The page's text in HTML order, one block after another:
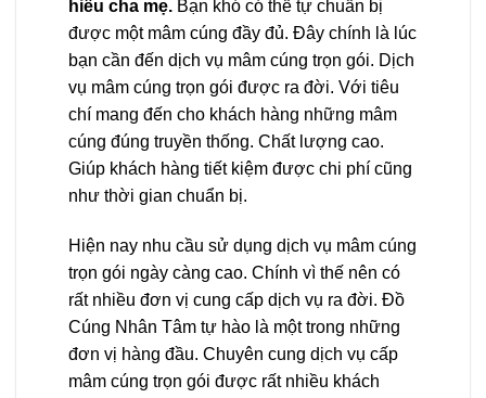
hiếu cha mẹ. Bạn khó có thể tự chuẩn bị
được một mâm cúng đầy đủ. Đây chính là lúc
bạn cần đến dịch vụ mâm cúng trọn gói. Dịch
vụ mâm cúng trọn gói được ra đời. Với tiêu
chí mang đến cho khách hàng những mâm
cúng đúng truyền thống. Chất lượng cao.
Giúp khách hàng tiết kiệm được chi phí cũng
như thời gian chuẩn bị.
Hiện nay nhu cầu sử dụng dịch vụ mâm cúng
trọn gói ngày càng cao. Chính vì thế nên có
rất nhiều đơn vị cung cấp dịch vụ ra đời. Đồ
Cúng Nhân Tâm tự hào là một trong những
đơn vị hàng đầu. Chuyên cung dịch vụ cấp
mâm cúng trọn gói được rất nhiều khách